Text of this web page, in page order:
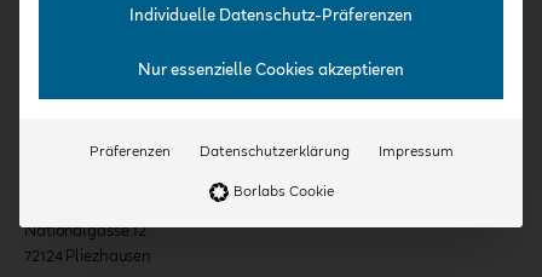
Nationalgasse 12
72124 Pliezhausen
Individuelle Datenschutz-Präferenzen
Nur essenzielle Cookies akzeptieren
Präferenzen Datenschutzerklärung Impressum
Borlabs Cookie